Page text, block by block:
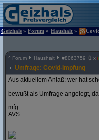
Geizhals » Forum » Haushalt »
^ Forum Haushalt #8063759 1 x
Umfrage: Covid-Impfung
Aus aktuellem Anlaß: wer hat
bewußt als Umfrage angelegt,
mfg
AVS